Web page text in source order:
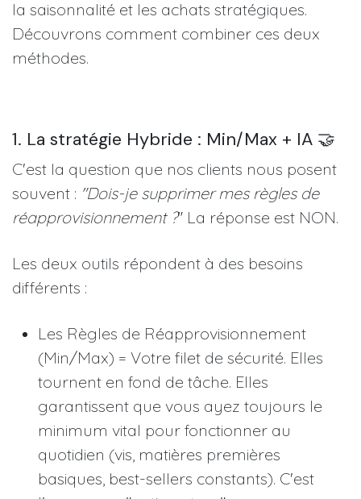
la saisonnalité et les achats stratégiques.
Découvrons comment combiner ces deux
méthodes.
1. La stratégie Hybride : Min/Max + IA 🤝
C'est la question que nos clients nous posent
souvent : "Dois-je supprimer mes règles de
réapprovisionnement ?" La réponse est NON.
Les deux outils répondent à des besoins
différents :
Les Règles de Réapprovisionnement
(Min/Max) = Votre filet de sécurité. Elles
tournent en fond de tâche. Elles
garantissent que vous ayez toujours le
minimum vital pour fonctionner au
quotidien (vis, matières premières
basiques, best-sellers constants). C'est